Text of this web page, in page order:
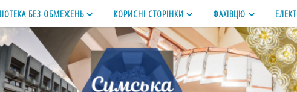
БЕЗ ОБМЕЖЕНЬ КОРИСНІ СТОРІНКИ ФАХІВЦЮ